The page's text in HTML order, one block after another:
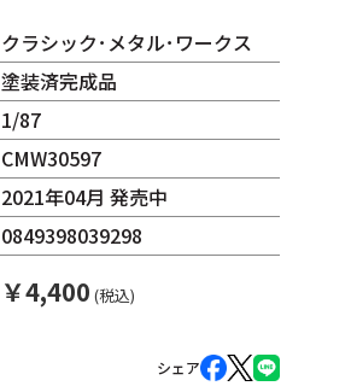
クラシック･メタル･ワークス
塗装済完成品
1/87
CMW30597
2021年04月 発売中
0849398039298
￥4,400 (税込)
シェア